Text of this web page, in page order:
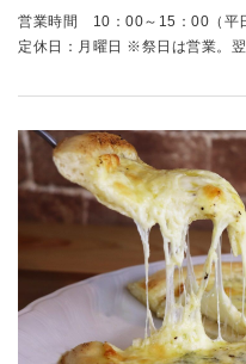
営業時間 10：00～15：00（平
定休日：月曜日 ※祭日は営業。